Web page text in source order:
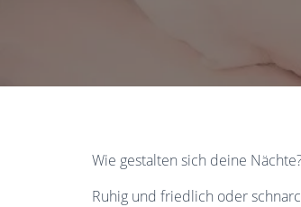
Wie gestalten sich deine Nächte?
Ruhig und friedlich oder